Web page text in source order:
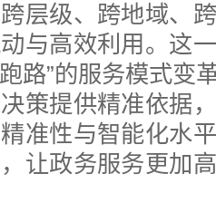
层级、跨地域、
与高效利用。这
路”的服务模式变
策提供精准依据
准性与智能化水
让政务服务更加